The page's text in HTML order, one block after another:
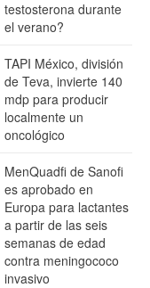
testosterona durante
el verano?
TAPI México, división
de Teva, invierte 140
mdp para producir
localmente un
oncológico
MenQuadfi de Sanofi
es aprobado en
Europa para lactantes
a partir de las seis
semanas de edad
contra meningococo
invasivo